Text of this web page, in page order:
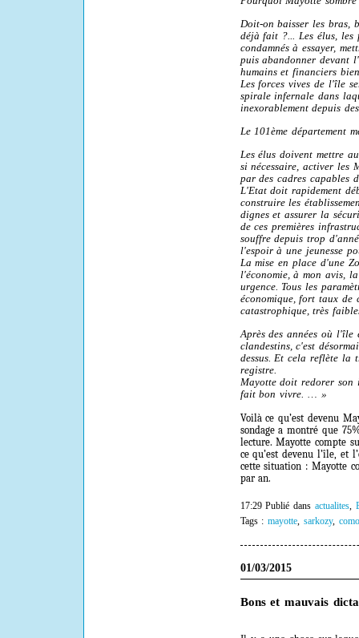
Doit-on baisser les bras,
déjà fait ?... Les élus, les
condamnés à essayer,
puis abandonner devant
humains et financiers
Les forces vives de l'île
spirale infernale dans
inexorablement depuis
Le 101ème département
Les élus doivent mettre
si nécessaire, activer les
par des cadres capables
L'Etat doit rapidement
construire les
dignes et assurer la
de ces premières
souffre depuis trop
l'espoir à une jeunesse
La mise en place d'une
l'économie, à mon avis,
urgence. Tous les
économique, fort taux de
catastrophique, très
Après des années où l'île
clandestins, c'est
dessus. Et cela reflète la
registre.
Mayotte doit redorer
fait bon vivre. … »
Voilà ce qu’est devenu
sondage a montré que
lecture. Mayotte compte
ce qu’est devenu l’île, et
cette situation : Mayotte
par an.
17:29 Publié dansactualites,
Tags :mayotte,sarkozy,
01/03/2015
Bons et mauvais